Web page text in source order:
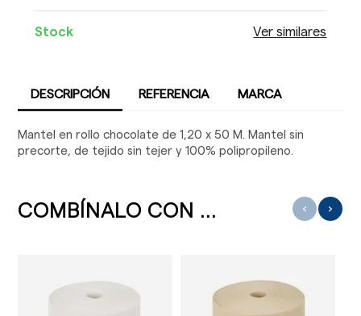
Stock Ver similares
DESCRIPCIÓN REFERENCIA MARCA
Mantel en rollo chocolate de 1,20 x 50 M. Mantel sin
precorte, de tejido sin tejer y 100% polipropileno.
COMBÍNALO CON ... ‹ ›